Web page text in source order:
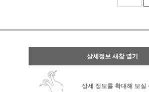
상세정보 새창 열기
상세 정보를 확대해 보실